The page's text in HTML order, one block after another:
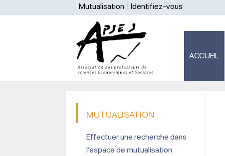
Mutualisation Identifiez-vous
ACCUEIL
MUTUALISATION
Effectuer une recherche dans
l’espace de mutualisation